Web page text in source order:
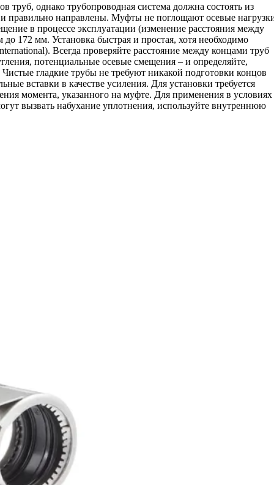
однако трубопроводная система должна состоять из
правильно направлены. Муфты не поглощают осевые
в процессе эксплуатации (изменение расстояния между
172 мм. Установка быстрая и простая, хотя необходимо
Всегда проверяйте расстояние между концами труб
потенциальные осевые смещения – и определяйте,
гладкие трубы не требуют никакой подготовки концов
вставки в качестве усиления. Для установки требуется
момента, указанного на муфте. Для применения в условиях
вызвать набухание уплотнения, используйте внутреннюю